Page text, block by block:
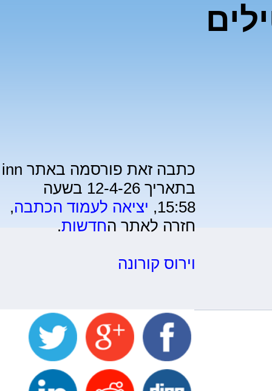
כתבה זאת פורסמה באתר inn
בתאריך 12-4-26 בשעה
15:58, יציאה לעמוד הכתבה,
חזרה לאתר החדשות.
וירוס קורונה